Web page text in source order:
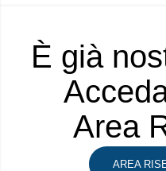
È già
Area
AREA